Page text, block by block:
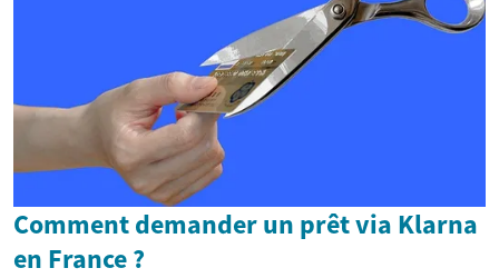
Comment demander un prêt via Klarna
en France ?